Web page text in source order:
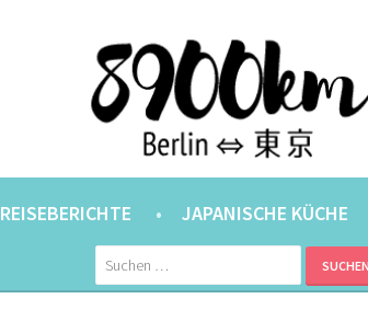
REISEBERICHTE JAPANISCHE KÜCHE
Suchen
nach: